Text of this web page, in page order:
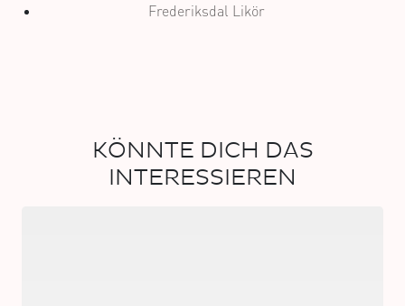
Frederiksdal Likör
KÖNNTE DICH DAS
INTERESSIEREN